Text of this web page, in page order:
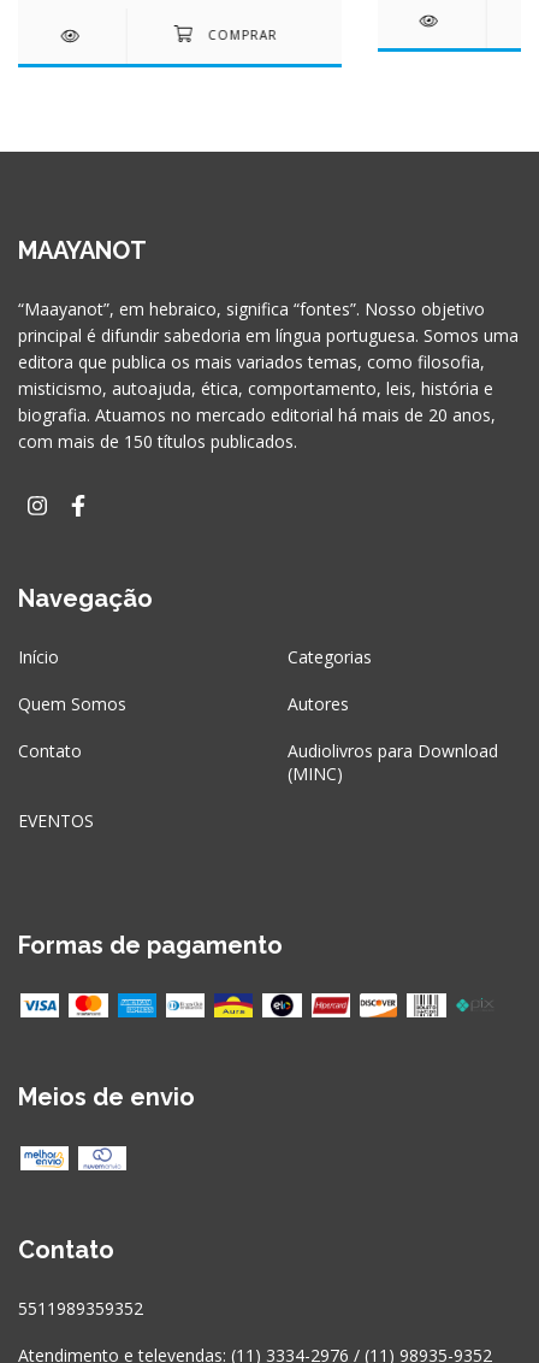
MAAYANOT
“Maayanot”, em hebraico, significa “fontes”. Nosso objetivo
principal é difundir sabedoria em língua portuguesa. Somos uma
editora que publica os mais variados temas, como filosofia,
misticismo, autoajuda, ética, comportamento, leis, história e
biografia. Atuamos no mercado editorial há mais de 20 anos,
com mais de 150 títulos publicados.
Navegação
Início Categorias
Quem Somos Autores
Contato
Audiolivros para Download
(MINC)
EVENTOS
Formas de pagamento
Meios de envio
Contato
5511989359352
Atendimento e televendas: (11) 3334-2976 / (11) 98935-9352